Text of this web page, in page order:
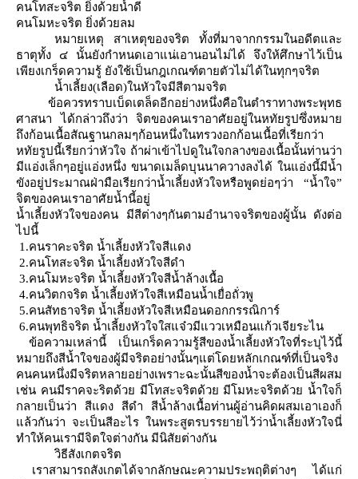
คนโทสะจริต ยิ่งด้วยน้ำดี
คนโมหะจริต ยิ่งด้วยลม
หมายเหตุ สาเหตุของจริต ทั้งที่มาจากกรรมในอดีตและ
ธาตุทั้ง ๔ นั้นยังกำหนดเอาแน่เอานอนไม่ได้ จึงให้ศึกษาไว้เป็น
เพียงเกร็ดความรู้ ยังใช้เป็นกฎเกณฑ์ตายตัวไม่ได้ในทุกๆจริต
น้ำเลี้ยง(เลือด)ในหัวใจมีสีตามจริต
ข้อควรทราบเบ็ดเตล็ดอีกอย่างหนึ่งคือในตำราทางพระพุทธ
ศาสนา ได้กล่าวถึงว่า จิตของคนเราอาศัยอยู่ในหทัยรูปซึ่งหมา
ถึงก้อนเนื้อสัณฐานกลมๆก้อนหนึ่งในทรวงอกก้อนเนื้อที่เรียกว่า
หทัยรูปนี้เรียกว่าหัวใจ ถ้าผ่าเข้าไปดูในใจกลางของเนื้อนั้นท่านว่า
มีแอ่งเล็กๆอยู่แอ่งหนึ่ง ขนาดเมล็ดบุนนาควางลงได้ ในแอ่งนี้มีน้ำ
ขังอยู่ประมาณฝ่ามือเรียกว่าน้ำเลี้ยงหัวใจหรือพูดย่อๆว่า “น้ำใจ”
จิตของคนเราอาศัยน้ำนี้อยู่
น้ำเลี้ยงหัวใจของคน มีสีต่างๆกันตามอำนาจจริตของผู้นั้น ดังต่อ
ไปนี้
1.คนราคะจริต น้ำเลี้ยงหัวใจสีแดง
2.คนโทสะจริต น้ำเลี้ยงหัวใจสีดำ
3.คนโมหะจริต น้ำเลี้ยงหัวใจสีน้ำล้างเนื้อ
4.คนวิตกจริต น้ำเลี้ยงหัวใจสีเหมือนน้ำเยื่อถั่วพู
5.คนสัทธาจริต น้ำเลี้ยงหัวใจสีเหมือนดอกกรรณิการ์
6.คนพุทธิจริต น้ำเลี้ยงหัวใจใสแจ๋วมีแววเหมือนแก้วเจียระไน
ข้อความเหล่านี้ เป็นเกร็ดความรู้สีของน้ำเลี้ยงหัวใจที่ระบุไว้นี้
หมายถึงสีน้ำใจของผู้มีจริตอย่างนั้นๆแต่โดยหลักเกณฑ์ที่เป็นจริง
คนคนหนึ่งมีจริตหลายอย่างเพราะฉะนั้นสีของน้ำจะต้องเป็นสีผสม
เช่น คนมีราคจะริตด้วย มีโทสะจริตด้วย มีโมหะจริตด้วย น้ำใจก็
กลายเป็นว่า สีแดง สีดำ สีน้ำล้างเนื้อท่านผู้อ่านคิดผสมเอาเองก็
ล้วกันว่า จะเป็นสีอะไร ในพระสูตรบรรยายไว้ว่าน้ำเลี้ยงหัวใจนี่
ทำให้คนเรามีจิตใจต่างกัน มีนิสัยต่างกัน
วิธีสังเกตจริต
เราสามารถสังเกตได้จากลักษณะความประพฤติต่างๆ ได้แก่